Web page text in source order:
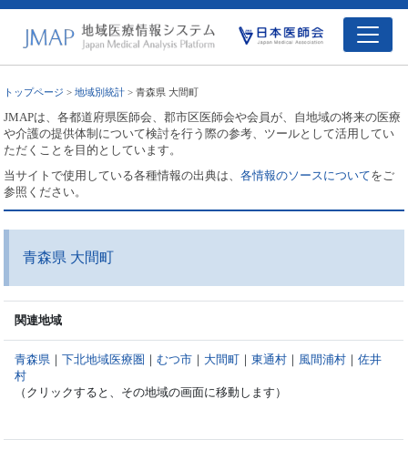
トップページ >地域別統計 > 青森県 大間町
JMAPは、各都道府県医師会、郡市区医師会や会員が、自地域の将来の医療
や介護の提供体制について検討を行う際の参考、ツールとして活用してい
ただくことを目的としています。
当サイトで使用している各種情報の出典は、各情報のソースについてをご
参照ください。
青森県 大間町
関連地域
青森県 ｜下北地域医療圏 ｜むつ市 ｜ 大間町 ｜東通村 ｜ 風間浦村 ｜佐井
村
（クリックすると、その地域の画面に移動します）